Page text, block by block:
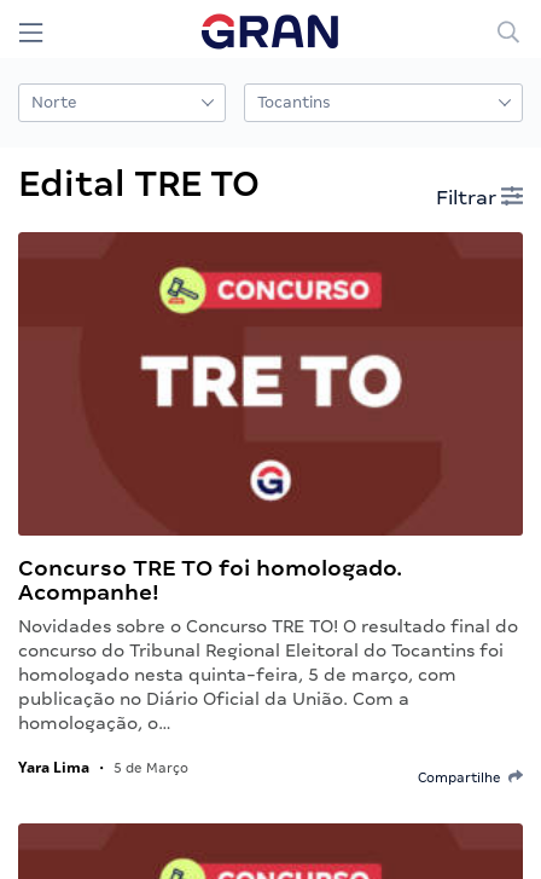
Edital TRE TO Filtrar
Concurso TRE TO foi homologado.
Acompanhe!
Novidades sobre o Concurso TRE TO! O resultado final do
concurso do Tribunal Regional Eleitoral do Tocantins foi
homologado nesta quinta-feira, 5 de março, com
publicação no Diário Oficial da União. Com a
homologação, o…
Yara Lima • 5 de Março
Compartilhe